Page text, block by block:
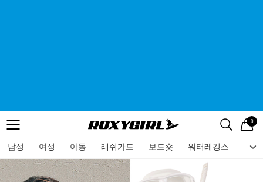
메뉴 검색
로고 0
남성 여성 아동 래쉬가드 보드숏 워터레깅스 비
메뉴